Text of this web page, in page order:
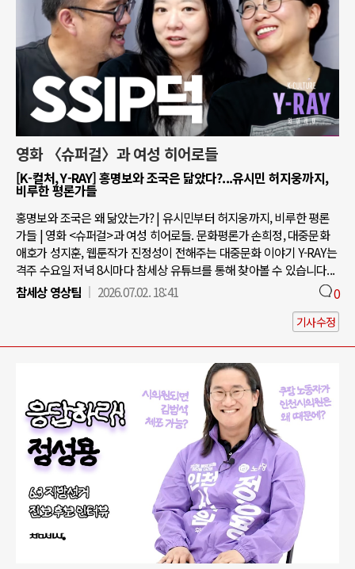
영화 〈슈퍼걸〉과 여성 히어로들
[K-컬처, Y-RAY] 홍명보와 조국은 닮았다?...유시민 허지웅까지,
비루한 평론가들
홍명보와 조국은 왜 닮았는가? | 유시민부터 허지웅까지, 비루한 평론
가들 | 영화 <슈퍼걸>과 여성 히어로들. 문화평론가 손희정, 대중문화
애호가 성지훈, 웹툰작가 진정성이 전해주는 대중문화 이야기 Y-RAY는
격주 수요일 저녁 8시마다 참세상 유튜브를 통해 찾아볼 수 있습니다...
참세상 영상팀
2026.07.02. 18:41 0
기사수정